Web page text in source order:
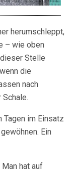
herumschleppt,
– wie oben
Stelle
die
nach
im Einsatz
Ein
hat auf